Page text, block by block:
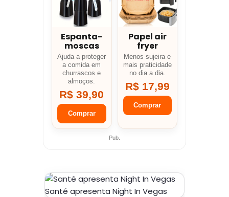
Espanta-
moscas
Ajuda a proteger
a comida em
churrascos e
almoços.
R$ 39,90
Comprar
Papel air
fryer
Menos sujeira e
mais praticidade
no dia a dia.
R$ 17,99
Comprar
Pub.
Santé apresenta Night In Vegas